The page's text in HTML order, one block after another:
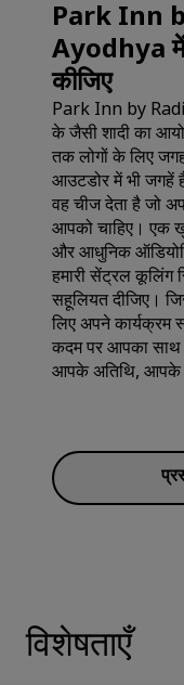
Park Inn
Ayodhya में
कीजिए
Park Inn by
के जैसी शादी का
तक लोगों के लिए
आउटडोर में भी जगहें
वह चीज देता है जो
आपको चाहिए। एक
और आधुनिक
हमारी सेंट्रल कूलिंग
सहूलियत दीजिए।
लिए अपने
कदम पर आपका
आपके अतिथि, आपके
विशेषताएँ